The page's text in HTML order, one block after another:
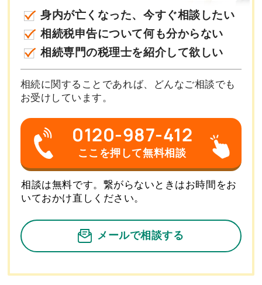
身内が亡くなった、今すぐ相談したい
相続税申告について何も分からない
相続専門の税理士を紹介して欲しい
相続に関することであれば、どんなご相談でも
お受けしています。
0120-987-412
ここを押して無料相談
相談は無料です。繋がらないときはお時間をお
いておかけ直しください。
メールで相談する